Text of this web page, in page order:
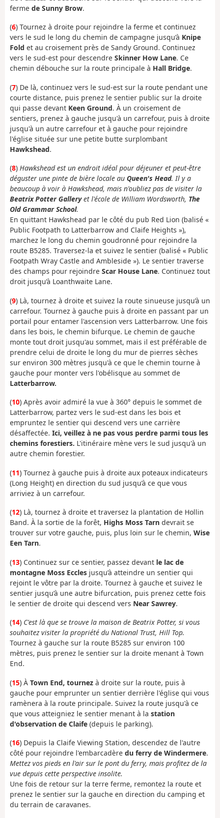
ferme de Sunny Brow.
(6) Tournez à droite pour rejoindre la ferme et continuez
vers le sud le long du chemin de campagne jusqu’à Knipe
Fold et au croisement près de Sandy Ground. Continuez
vers le sud-est pour descendre Skinner How Lane. Ce
chemin débouche sur la route principale à Hall Bridge.
(7) De là, continuez vers le sud-est sur la route pendant une
courte distance, puis prenez le sentier public sur la droite
qui passe devant Keen Ground. À un croisement de
sentiers, prenez à gauche jusqu'à un carrefour, puis à droite
jusqu'à un autre carrefour et à gauche pour rejoindre
l'église située sur une petite butte surplombant
Hawkshead.
(8) Hawkshead est un endroit idéal pour déjeuner et peut-être
déguster une pinte de bière locale au Queen's Head. Il y a
beaucoup à voir à Hawkshead, mais n'oubliez pas de visiter la
Beatrix Potter Galleryet l'école de William Wordsworth, The
Old Grammar School.
En quittant Hawkshead par le côté du pub Red Lion (balisé «
Public Footpath to Latterbarrow and Claife Heights »),
marchez le long du chemin goudronné pour rejoindre la
route B5285. Traversez-la et suivez le sentier (balisé « Public
Footpath Wray Castle and Ambleside »). Le sentier traverse
des champs pour rejoindre Scar House Lane. Continuez tout
droit jusqu’à Loanthwaite Lane.
(9) Là, tournez à droite et suivez la route sinueuse jusqu’à un
carrefour. Tournez à gauche puis à droite en passant par un
portail pour entamer l'ascension vers Latterbarrow. Une fois
dans les bois, le chemin bifurque. Le chemin de gauche
monte tout droit jusqu'au sommet, mais il est préférable de
prendre celui de droite le long du mur de pierres sèches
sur environ 300 mètres jusqu'à ce que le chemin tourne à
gauche pour monter vers l'obélisque au sommet de
Latterbarrow.
(10) Après avoir admiré la vue à 360° depuis le sommet de
Latterbarrow, partez vers le sud-est dans les bois et
empruntez le sentier qui descend vers une carrière
désaffectée. Ici, veillez à ne pas vous perdre parmi tous les
chemins forestiers. L'itinéraire mène vers le sud jusqu'à un
autre chemin forestier.
(11) Tournez à gauche puis à droite aux poteaux indicateurs
(Long Height) en direction du sud jusqu’à ce que vous
arriviez à un carrefour.
(12) Là, tournez à droite et traversez la plantation de Hollin
Band. À la sortie de la forêt, Highs Moss Tarn devrait se
trouver sur votre gauche, puis, plus loin sur le chemin, Wise
Een Tarn.
(13) Continuez sur ce sentier, passez devant le lac de
montagne Moss Eccles jusqu’à atteindre un sentier qui
rejoint le vôtre par la droite. Tournez à gauche et suivez le
sentier jusqu’à une autre bifurcation, puis prenez cette fois
le sentier de droite qui descend vers Near Sawrey.
(14) C'est là que se trouve la maison de Beatrix Potter, si vous
souhaitez visiter la propriété du National Trust, Hill Top.
Tournez à gauche sur la route B5285 sur environ 100
mètres, puis prenez le sentier sur la droite menant à Town
End.
(15) À Town End, tournez à droite sur la route, puis à
gauche pour emprunter un sentier derrière l'église qui vous
ramènera à la route principale. Suivez la route jusqu'à ce
que vous atteigniez le sentier menant à la station
d'observation de Claife (depuis le parking).
(16) Depuis la Claife Viewing Station, descendez de l'autre
côté pour rejoindre l'embarcadère du ferry de Windermere.
Mettez vos pieds en l'air sur le pont du ferry, mais profitez de la
vue depuis cette perspective insolite.
Une fois de retour sur la terre ferme, remontez la route et
prenez le sentier sur la gauche en direction du camping et
du terrain de caravanes.